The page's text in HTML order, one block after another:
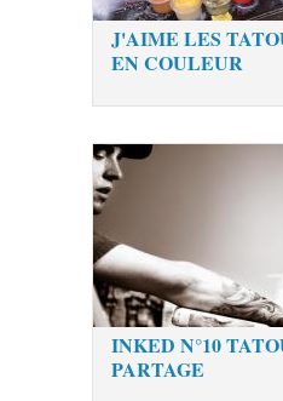
J'AIME LES
EN COULEUR
INKED N°10
PARTAGE